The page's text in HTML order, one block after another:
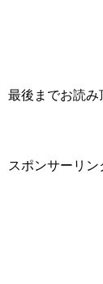
最後までお読み
スポンサーリン